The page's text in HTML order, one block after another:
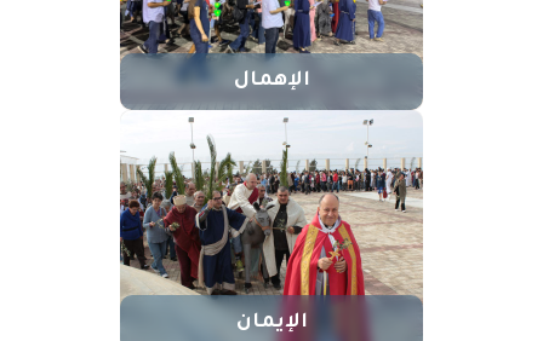
الإهمال
الإيمان